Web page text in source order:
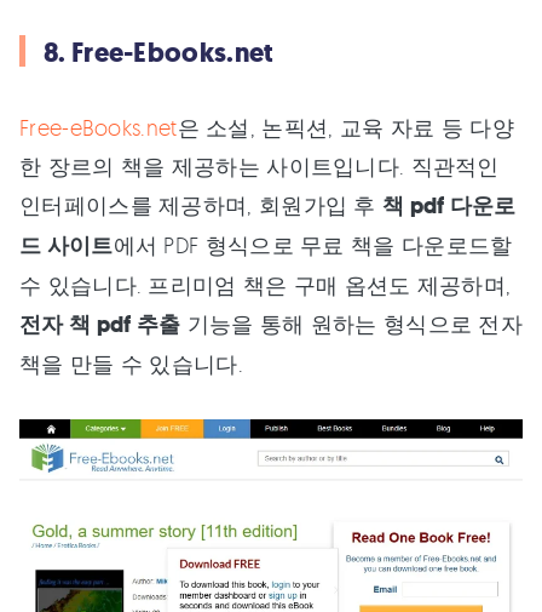
8. Free-Ebooks.net
Free-eBooks.net은 소설, 논픽션, 교육 자료 등 다양
한 장르의 책을 제공하는 사이트입니다. 직관적인
인터페이스를 제공하며, 회원가입 후 책 pdf 다운로
드 사이트에서 PDF 형식으로 무료 책을 다운로드할
수 있습니다. 프리미엄 책은 구매 옵션도 제공하며,
전자 책 pdf 추출 기능을 통해 원하는 형식으로 전자
책을 만들 수 있습니다.